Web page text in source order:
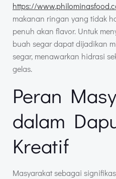
https://
makanan ringan yang tidak
penuh akan flavor. Untuk
buah segar dapat dijadikan
segar, menawarkan hidrasi
gelas.
Peran
dalam
Kreatif
Masyarakat sebagai